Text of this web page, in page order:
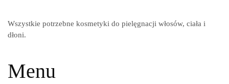
Wszystkie potrzebne kosmetyki do pielęgnacji włosów, ciała i
dłoni.
Menu